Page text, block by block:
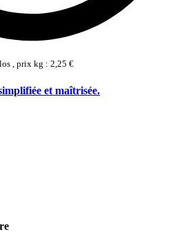
, prix kg : 2,25 €
et maîtrisée.